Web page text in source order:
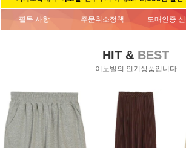
필독 사항 주문취소정책 도매인증
HIT & BEST
이노빌의 인기상품입니다